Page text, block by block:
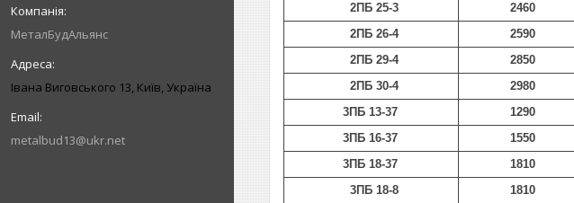
МеталБудАльянс
Івана Виговського 13, Київ, Україна
metalbud13@ukr.net
2ПБ 25-3
2460
2ПБ 26-4
2590
2ПБ 29-4
2850
2ПБ 30-4
2980
3ПБ 13-37
1290
3ПБ 16-37
1550
3ПБ 18-37
1810
3ПБ 18-8
1810